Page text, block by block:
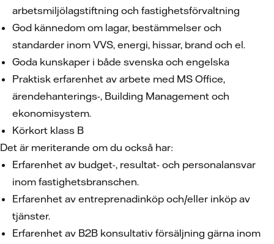
arbetsmiljölagstiftning och fastighetsförvaltning
God kännedom om lagar, bestämmelser och
standarder inom VVS, energi, hissar, brand och el.
Goda kunskaper i både svenska och engelska
Praktisk erfarenhet av arbete med MS Office,
ärendehanterings-, Building Management och
ekonomisystem.
Körkort klass B
Det är meriterande om du också har:
Erfarenhet av budget-, resultat- och personalansvar
inom fastighetsbranschen.
Erfarenhet av entreprenadinköp och/eller inköp av
tjänster.
Erfarenhet av B2B konsultativ försäljning gärna inom